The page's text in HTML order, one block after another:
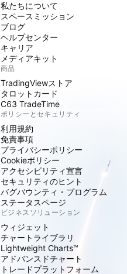
私たちについて
スペースミッション
ブログ
ヘルプセンター
キャリア
メディアキット
商品
TradingViewストア
タロットカード
C63 TradeTime
ポリシーとセキュリティ
利用規約
免責事項
プライバシーポリシー
Cookieポリシー
アクセシビリティ宣言
セキュリティのヒント
バグバウンティ・プログラム
ステータスページ
ビジネスソリューション
ウィジェット
チャートライブラリ
Lightweight Charts™
アドバンスドチャート
トレードプラットフォーム